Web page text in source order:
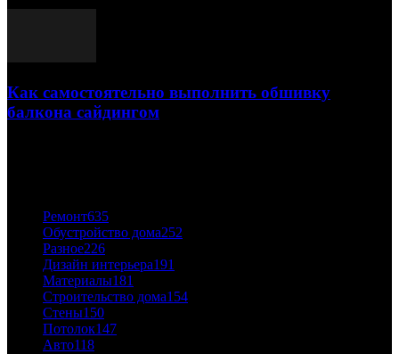
Как самостоятельно выполнить обшивку
балкона сайдингом
Ремонт635
Обустройство дома252
Разное226
Дизайн интерьера191
Материалы181
Строительство дома154
Стены150
Потолок147
Авто118